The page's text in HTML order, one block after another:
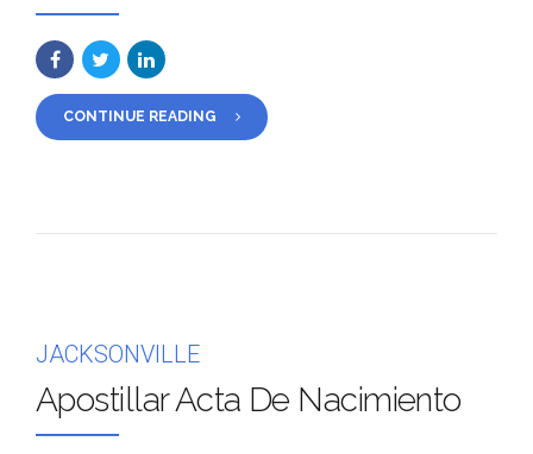
CONTINUE READING
JACKSONVILLE
Apostillar Acta De Nacimiento